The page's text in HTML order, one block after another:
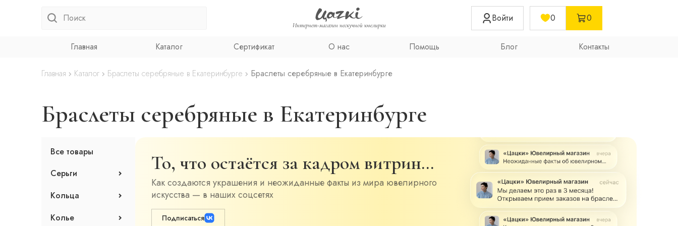
Интернет-магазин нескучной ювелирки
Войти 0 0
Главная Каталог Сертификат О нас Помощь Блог Контакты
Главная Каталог Браслеты серебряные в Екатеринбурге Браслеты серебряные в Екатеринбурге
Браслеты серебряные в Екатеринбурге
Все товары
Серьги
Клаймберы
Серьги с эмалью
Джекеты
Кольца
Кольца с эмалью
Кольца без вставок
Колье
То, что остаётся за кадром витрин…
Как создаются украшения и неожиданные факты из мира ювелирного
искусства — в наших соцсетях
Подписаться